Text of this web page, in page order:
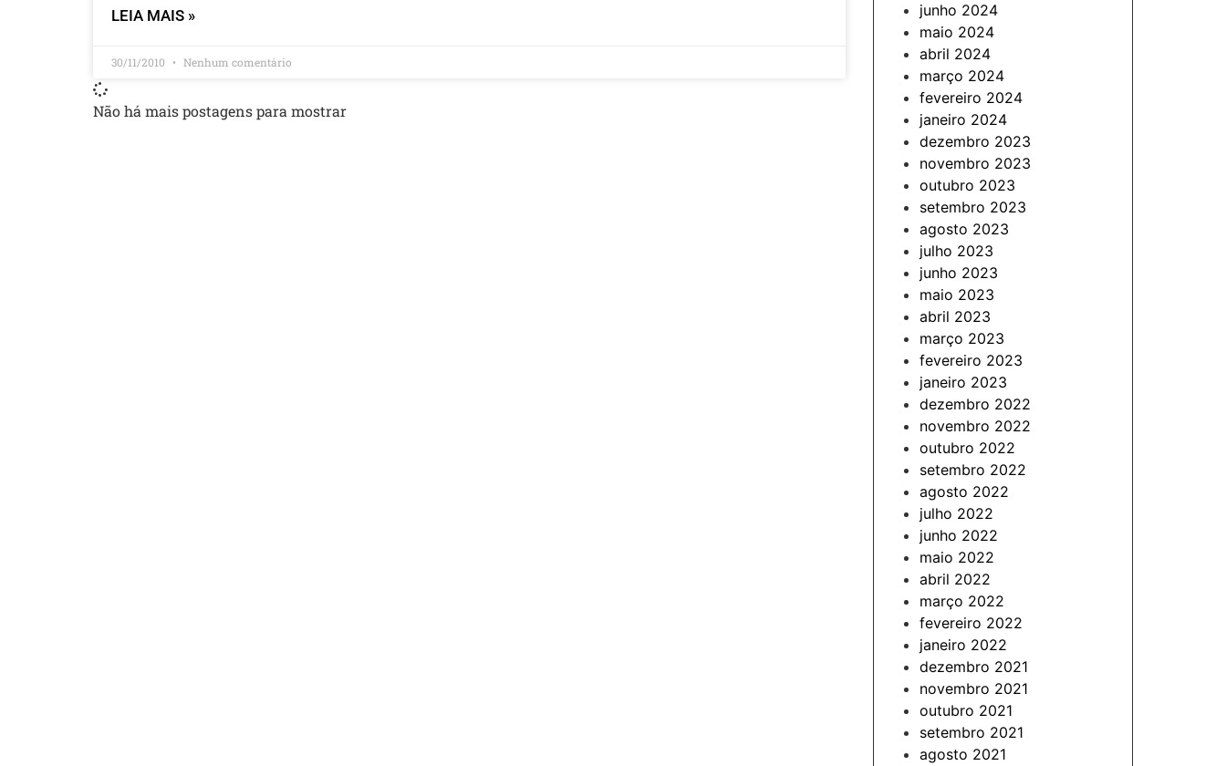
LEIA MAIS »
30/11/2010 Nenhum comentário
Não há mais postagens para mostrar
junho 2024
maio 2024
abril 2024
março 2024
fevereiro 2024
janeiro 2024
dezembro 2023
novembro 2023
outubro 2023
setembro 2023
agosto 2023
julho 2023
junho 2023
maio 2023
abril 2023
março 2023
fevereiro 2023
janeiro 2023
dezembro 2022
novembro 2022
outubro 2022
setembro 2022
agosto 2022
julho 2022
junho 2022
maio 2022
abril 2022
março 2022
fevereiro 2022
janeiro 2022
dezembro 2021
novembro 2021
outubro 2021
setembro 2021
agosto 2021